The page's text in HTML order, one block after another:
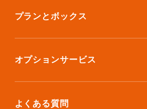
ご利用料金
集荷について
プランとボックス
スタンダードプラン
エコノミープラン
オプションサービス
おしゃれ着保管
無酸素保管
よくある質問